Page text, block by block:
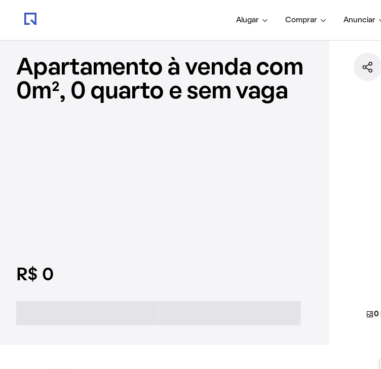
Alugar Comprar Anunciar
Apartamento à venda com
0m², 0 quarto e sem vaga
R$ 0
0